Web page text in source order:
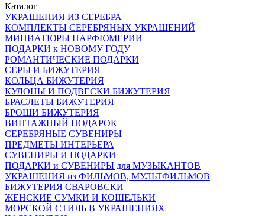
Каталог
УКРАШЕНИЯ ИЗ СЕРЕБРА
КОМПЛЕКТЫ СЕРЕБРЯНЫХ УКРАШЕНИЙ
МИНИАТЮРЫ ПАРФЮМЕРИИ
ПОДАРКИ к НОВОМУ ГОДУ
РОМАНТИЧЕСКИЕ ПОДАРКИ
СЕРЬГИ БИЖУТЕРИЯ
КОЛЬЦА БИЖУТЕРИЯ
КУЛОНЫ И ПОДВЕСКИ БИЖУТЕРИЯ
БРАСЛЕТЫ БИЖУТЕРИЯ
БРОШИ БИЖУТЕРИЯ
ВИНТАЖНЫЙ ПОДАРОК
СЕРЕБРЯНЫЕ СУВЕНИРЫ
ПРЕДМЕТЫ ИНТЕРЬЕРА
СУВЕНИРЫ И ПОДАРКИ
ПОДАРКИ и СУВЕНИРЫ для МУЗЫКАНТОВ
УКРАШЕНИЯ из ФИЛЬМОВ, МУЛЬТФИЛЬМОВ
БИЖУТЕРИЯ СВАРОВСКИ
ЖЕНСКИЕ СУМКИ И КОШЕЛЬКИ
МОРСКОЙ СТИЛЬ В УКРАШЕНИЯХ